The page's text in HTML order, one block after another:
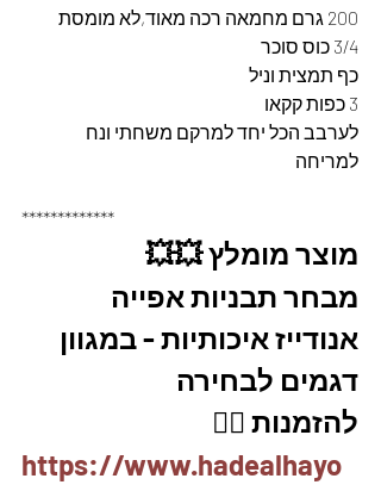
200 גרם מחמאה רכה מאוד,לא מומסת
3/4 כוס סוכר
כף תמצית וניל
3 כפות קקאו
לערבב הכל יחד למרקם משחתי ונח
למריחה
*************
מוצר מומלץ 💥💥
מבחר תבניות אפייה
אנודייז איכותיות - במגוון
דגמים לבחירה
להזמנות 👇🏼
https://www.hadealhayo